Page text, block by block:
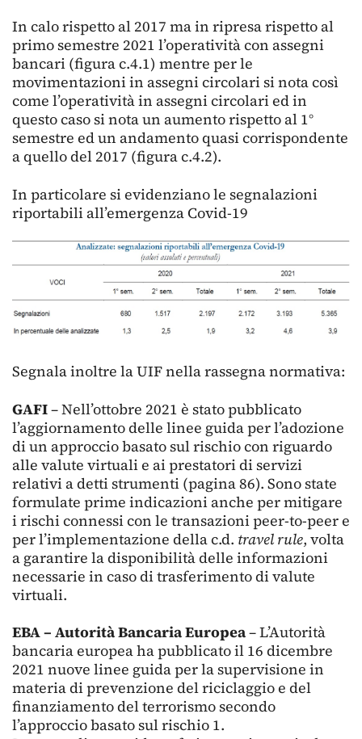
In calo rispetto al 2017 ma in ripresa rispetto al
primo semestre 2021 l’operatività con assegni
bancari (figura c.4.1) mentre per le
movimentazioni in assegni circolari si nota così
come l’operatività in assegni circolari ed in
questo caso si nota un aumento rispetto al 1°
semestre ed un andamento quasi corrispondente
a quello del 2017 (figura c.4.2).
In particolare si evidenziano le segnalazioni
riportabili all’emergenza Covid-19
Segnala inoltre la UIF nella rassegna normativa:
GAFI– Nell’ottobre 2021 è stato pubblicato
l’aggiornamento delle linee guida per l’adozione
di un approccio basato sul rischio con riguardo
alle valute virtuali e ai prestatori di servizi
relativi a detti strumenti (pagina 86). Sono state
formulate prime indicazioni anche per mitigare
i rischi connessi con le transazioni peer-to-peer e
per l’implementazione della c.d. travel rule, volta
a garantire la disponibilità delle informazioni
necessarie in caso di trasferimento di valute
virtuali.
EBA – Autorità Bancaria Europea– L’Autorità
bancaria europea ha pubblicato il 16 dicembre
2021 nuove linee guida per la supervisione in
materia di prevenzione del riciclaggio e del
finanziamento del terrorismo secondo
l’approccio basato sul rischio 1.